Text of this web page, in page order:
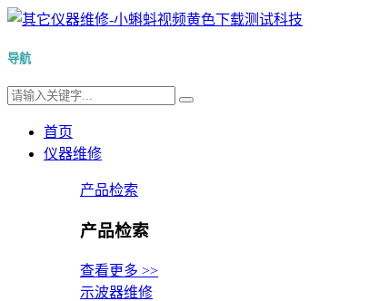
导航
首页
仪器维修
产品检索
产品检索
查看更多 >>
示波器维修